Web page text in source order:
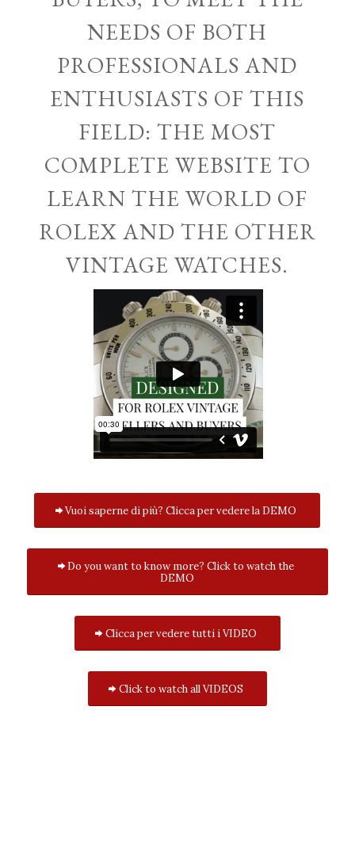
NEEDS OF BOTH
PROFESSIONALS AND
ENTHUSIASTS OF THIS
FIELD: THE MOST
COMPLETE WEBSITE TO
LEARN THE WORLD OF
ROLEX AND THE OTHER
VINTAGE WATCHES.
Vuoi saperne di più? Clicca per vedere la DEMO
Do you want to know more? Click to watch the
DEMO
Clicca per vedere tutti i VIDEO
Click to watch all VIDEOS